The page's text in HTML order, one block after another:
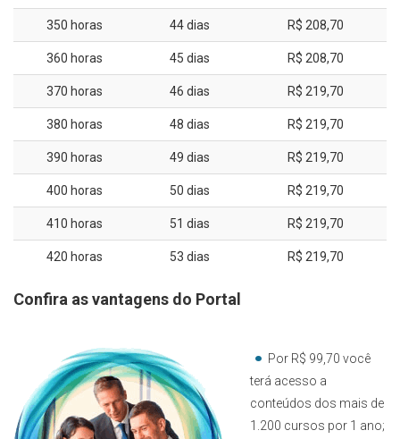
350 horas 44 dias R$ 208,70
360 horas 45 dias R$ 208,70
370 horas 46 dias R$ 219,70
380 horas 48 dias R$ 219,70
390 horas 49 dias R$ 219,70
400 horas 50 dias R$ 219,70
410 horas 51 dias R$ 219,70
420 horas 53 dias R$ 219,70
Confira as vantagens do Portal
Por R$ 99,70 você
terá acesso a
conteúdos dos mais de
1.200 cursos por 1 ano;